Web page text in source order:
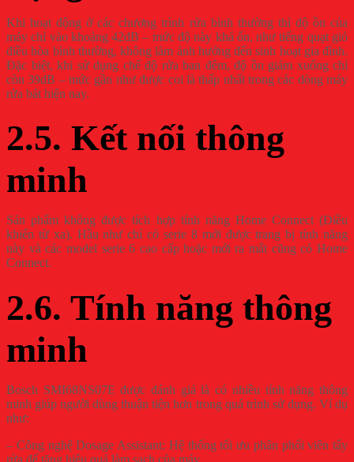
Khi hoạt động ở các chương trình rửa bình thường thì độ ồn của
máy chỉ vào khoảng 42dB – mức độ này khá ổn, như tiếng quạt gió
điều hòa bình thường, không làm ảnh hưởng đến sinh hoạt gia đình.
Đặc biệt, khi sử dụng chế độ rửa ban đêm, độ ồn giảm xuống chỉ
còn 39dB – mức gần như được coi là thấp nhất trong các dòng máy
rửa bát hiện nay.
2.5. Kết nối thông
minh
Sản phẩm không được tích hợp tính năng Home Connect (Điều
khiển từ xa). Hầu như chỉ có serie 8 mới được trang bị tính năng
này và các model serie 6 cao cấp hoặc mới ra mắt cũng có Home
Connect.
2.6. Tính năng thông
minh
Bosch SMI68NS07E được đánh giá là có nhiều tính năng thông
minh giúp người dùng thuận tiện hơn trong quá trình sử dụng. Ví dụ
như:
– Công nghệ Dosage Assistant: Hệ thống tối ưu phân phối viên tẩy